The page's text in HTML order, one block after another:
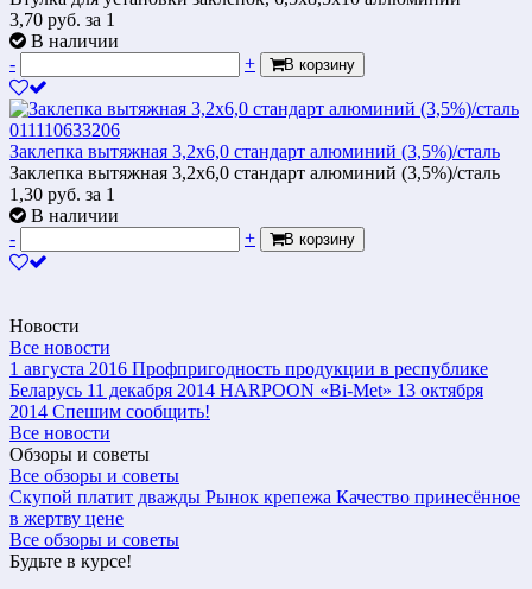
3,70 руб. за 1
В наличии
-
+ В корзину
Заклепка вытяжная 3,2х6,0 стандарт алюминий (3,5%)/сталь
Заклепка вытяжная 3,2х6,0 стандарт алюминий (3,5%)/сталь
1,30 руб. за 1
В наличии
-
+ В корзину
Новости
Все новости
1 августа 2016 Профпригодность продукции в республике
Беларусь 11 декабря 2014 HARPOON «Bi-Met» 13 октября
2014 Спешим сообщить!
Все новости
Обзоры и советы
Все обзоры и советы
Скупой платит дважды Рынок крепежа Качество принесённое
в жертву цене
Все обзоры и советы
Будьте в курсе!